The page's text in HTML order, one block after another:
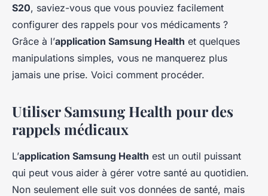
Lila•29 août 2024•5 min de lecture
S20, saviez-vous que vous pouviez facilement
configurer des rappels pour vos médicaments ?
Grâce à l’application Samsung Health et quelques
manipulations simples, vous ne manquerez plus
jamais une prise. Voici comment procéder.
Utiliser Samsung Health pour des
rappels médicaux
L’application Samsung Health est un outil puissant
qui peut vous aider à gérer votre santé au quotidien.
Non seulement elle suit vos données de santé, mais